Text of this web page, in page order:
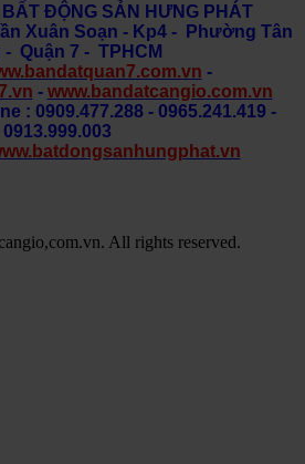
ĐỘNG SẢN HƯNG PHÁT
Xuân Soạn - Kp4 - Phường Tân
- Quận 7 - TPHCM
-
- www.bandatcangio.com.vn
0909.477.288 - 0965.241.419 -
0913.999.003
All rights reserved.